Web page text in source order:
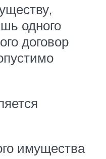
одного
договор
имущества